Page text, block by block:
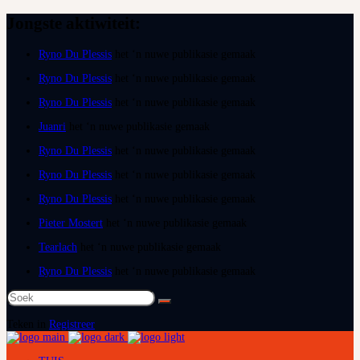
Ryno Du Plessis
Ryno Du Plessis
Ryno Du Plessis
Juanri
Ryno Du Plessis
Ryno Du Plessis
Ryno Du Plessis
Pieter Mostert
Tearlach
Ryno Du Plessis
Soek
na:
Registreer